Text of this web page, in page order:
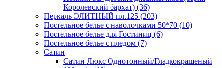
Королевский бархат) (36)
Перкаль ЭЛИТНЫЙ пл.125 (203)
Постельное белье с наволочками 50*70 (10)
Постельное белье для Гостиниц (6)
Постельное белье с пледом (7)
Сатин
Сатин Люкс Однотонный/Гладкокрашеный